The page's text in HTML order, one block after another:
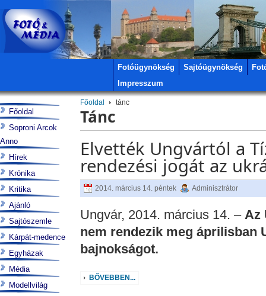
Fotóügynökség Sajtóügynökség
Impresszum
Főoldal tánc
Tánc
Elvették Ungvártól a
rendezési jogát az
2014. március 14. péntek Adminisztrátor
Ungvár, 2014. március 14. – Az
nem rendezik meg áprilisban
bajnokságot.
BŐVEBBEN...
Főoldal
Soproni Arcok
Anno
Hírek
Krónika
Kritika
Ajánló
Sajtószemle
Kárpát-medence
Egyházak
Média
Modellvilág